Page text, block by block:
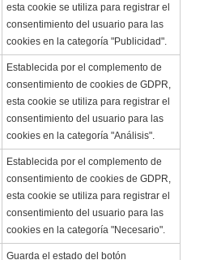
esta cookie se utiliza para registrar el
consentimiento del usuario para las
cookies en la categoría "Publicidad".
Establecida por el complemento de
consentimiento de cookies de GDPR,
esta cookie se utiliza para registrar el
consentimiento del usuario para las
cookies en la categoría "Análisis".
Establecida por el complemento de
consentimiento de cookies de GDPR,
esta cookie se utiliza para registrar el
consentimiento del usuario para las
cookies en la categoría "Necesario".
Guarda el estado del botón